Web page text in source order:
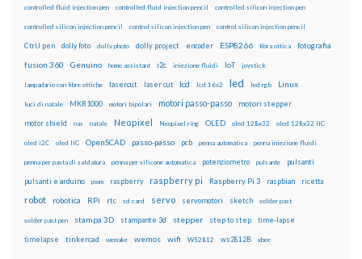
controlled fluid injection pen controlled fluid injection pencil controlled silicon injection pen
controlled silicon injection pencil control silicon injection pen control silicon injection pencil
CtrlJ pen dolly foto dolly photo dolly project encoder ESP8266 fibra ottica fotografia
fusion 360 Genuino home assistant i2c iniezione fluidi IoT joystick
lampadario con fibre ottiche lasercut laser cut lcd lcd 16x2 led led rgb Linux
luci di natale MKR1000 motori bipolari motori passo-passo motori stepper
motor shield nas natale Neopixel Neopixel ring OLED oled 128x32 oled 128x32 IIC
oled i2C oled IIC OpenSCAD passo-passo pcb penna automatica penna iniezione fluidi
penna per pasta di saldatura penna per silicone automatica potenziometro pulsante pulsanti
pulsanti e arduino pwm raspberry raspberry pi Raspberry Pi 3 raspbian ricetta
robot robotica RPi rtc sd card servo servomotori sketch solder past
solder past pen stampa 3D stampante 3d stepper step to step time-lapse
timelapse tinkercad wemake wemos wifi WS2812 ws2812B xbee